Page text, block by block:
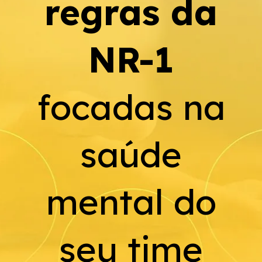
regras da
NR-1
focadas na
saúde
mental do
seu time